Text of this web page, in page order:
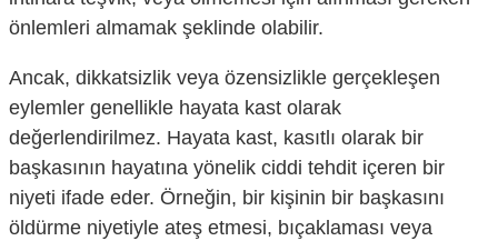
önlemleri almamak şeklinde olabilir.
Ancak, dikkatsizlik veya özensizlikle gerçekleşen
eylemler genellikle hayata kast olarak
değerlendirilmez. Hayata kast, kasıtlı olarak bir
başkasının hayatına yönelik ciddi tehdit içeren bir
niyeti ifade eder. Örneğin, bir kişinin bir başkasını
öldürme niyetiyle ateş etmesi, bıçaklaması veya